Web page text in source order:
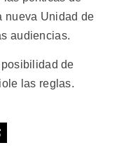
nueva Unidad de
audiencias.
de
las reglas.